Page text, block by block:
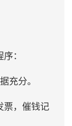
：
充分。
票，催钱记